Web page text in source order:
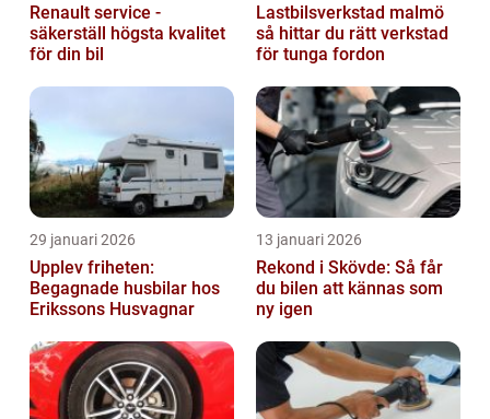
Renault service -
säkerställ högsta kvalitet
för din bil
Lastbilsverkstad malmö
så hittar du rätt verkstad
för tunga fordon
29 januari 2026
Upplev friheten:
Begagnade husbilar hos
Erikssons Husvagnar
13 januari 2026
Rekond i Skövde: Så får
du bilen att kännas som
ny igen